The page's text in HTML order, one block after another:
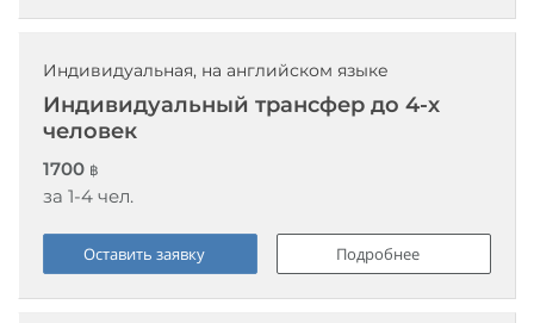
Индивидуальная, на английском языке
Индивидуальный трансфер до 4-х
человек
1700 ฿
за 1-4 чел.
Оставить заявку Подробнее